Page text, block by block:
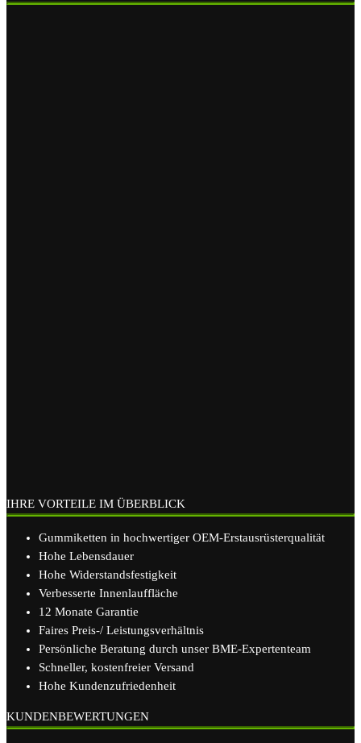
IHRE VORTEILE IM ÜBERBLICK
Gummiketten in hochwertiger OEM-Erstausrüsterqualität
Hohe Lebensdauer
Hohe Widerstandsfestigkeit
Verbesserte Innenlauffläche
12 Monate Garantie
Faires Preis-/ Leistungsverhältnis
Persönliche Beratung durch unser BME-Expertenteam
Schneller, kostenfreier Versand
Hohe Kundenzufriedenheit
KUNDENBEWERTUNGEN